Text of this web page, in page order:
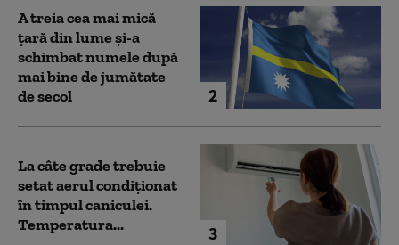
2
A treia cea mai mică
țară din lume și-a
schimbat numele după
mai bine de jumătate
de secol
3
La câte grade trebuie
setat aerul condiționat
în timpul caniculei.
Temperatura...